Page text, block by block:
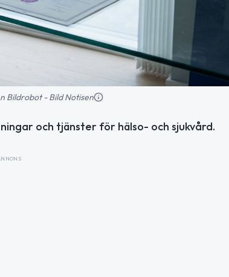
Bildrobot - Bild Notisen
och tjänster för hälso- och sjukvård.